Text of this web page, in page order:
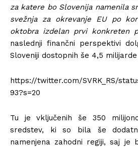
za katere bo Slovenija namenila
svežnja za okrevanje EU po
oktobra izdelan prvi konkreten
naslednji finančni perspektivi
Sloveniji dostopnih še 4,5
https://twitter.com/SVRK_RS/
93?s=20
Tu je vključenih še 350
sredstev, ki so bila še
namenjena zahodni regiji, saj je